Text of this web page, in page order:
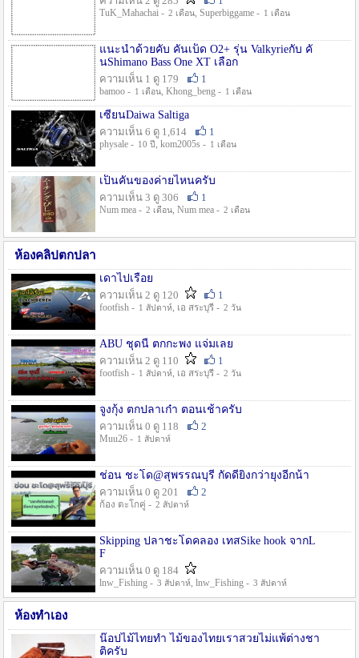
TuK_Mahachai - 2 เดือน, Superbiggame - 1 เดือน
แนะนำด้วยคับ คันเบ็ด O2+ รุ่น Valkyrieกับ คั
นShimano Bass One XT เลือก
ความเห็น 1 ดู 179
1
bamoo - 1 เดือน, Khong_beng - 1 เดือน
เซียนDaiwa Saltiga
ความเห็น 6 ดู 1,614
1
physale - 10 ปี , kom2005s - 1 เดือน
เป็นคันของค่ายไหนครับ
ความเห็น 3 ดู 306
1
Num mea - 2 เดือน, Num mea - 2 เดือน
ห้องคลิปตกปลา
เดาไปเรื่อย
ความเห็น 2 ดู 120
1
footfish - 1 สัปดาห์, เอ สระบุรี - 2 วัน
ABU ชุดนี้ ตกกะพง แจ่มเลย
ความเห็น 2 ดู 110
1
footfish - 1 สัปดาห์, เอ สระบุรี - 2 วัน
จูงกุ้ง ตกปลาเก๋า ตอนเช้าครับ
ความเห็น 0 ดู 118
2
Muu26 - 1 สัปดาห์
ช่อน ชะโด@สุพรรณบุรี กัดดียิ่งกว่ายุงอีกน้า
ความเห็น 0 ดู 201
2
ก้อง ตะโกคู่ - 2 สัปดาห์
Skipping ปลาชะโดคลอง เทสSike hook จากL
F
ความเห็น 0 ดู 184
lnw_Fishing - 3 สัปดาห์, lnw_Fishing - 3 สัปดาห์
ห้องทำเอง
น๊อปไม้ไทยทำ ไม้ของไทยเราสวยไม่แพ้ต่างชา
ติครับ